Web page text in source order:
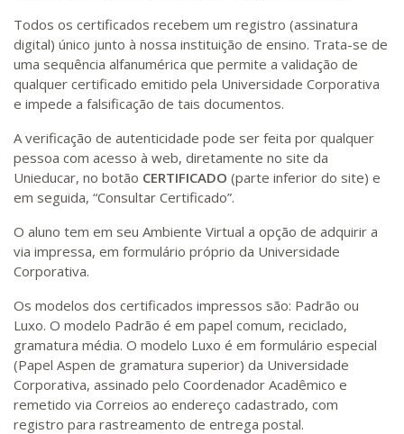
Todos os certificados recebem um registro (assinatura
digital) único junto à nossa instituição de ensino. Trata-se de
uma sequência alfanumérica que permite a validação de
qualquer certificado emitido pela Universidade Corporativa
e impede a falsificação de tais documentos.
A verificação de autenticidade pode ser feita por qualquer
pessoa com acesso à web, diretamente no site da
Unieducar, no botão CERTIFICADO (parte inferior do site) e
em seguida, “Consultar Certificado”.
O aluno tem em seu Ambiente Virtual a opção de adquirir a
via impressa, em formulário próprio da Universidade
Corporativa.
Os modelos dos certificados impressos são: Padrão ou
Luxo. O modelo Padrão é em papel comum, reciclado,
gramatura média. O modelo Luxo é em formulário especial
(Papel Aspen de gramatura superior) da Universidade
Corporativa, assinado pelo Coordenador Acadêmico e
remetido via Correios ao endereço cadastrado, com
registro para rastreamento de entrega postal.